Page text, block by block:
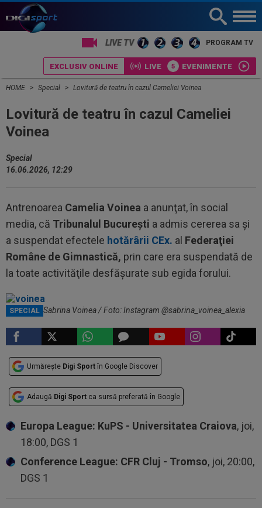
PROGRAM TV
EXCLUSIV ONLINE LIVE EVENIMENTE
HOME Special Lovitură de teatru în cazul Cameliei Voinea
Lovitură de teatru în cazul Cameliei
Voinea
Special
16.06.2026, 12:29
Antrenoarea Camelia Voinea a anunţat, în social
media, că Tribunalul Bucureşti a admis cererea sa şi
a suspendat efectele hotărârii CEx. al Federaţiei
Române de Gimnastică, prin care era suspendată de
la toate activităţile desfăşurate sub egida forului.
SPECIAL
Camelia și Sabrina Voinea / Foto: Instagram @sabrina_voinea_alexia
Urmărește Digi Sport în Google Discover
Adaugă Digi Sport ca sursă preferată în Google
Europa League: KuPS - Universitatea Craiova, joi,
18:00, DGS 1
Conference League: CFR Cluj - Tromso, joi, 20:00,
DGS 1